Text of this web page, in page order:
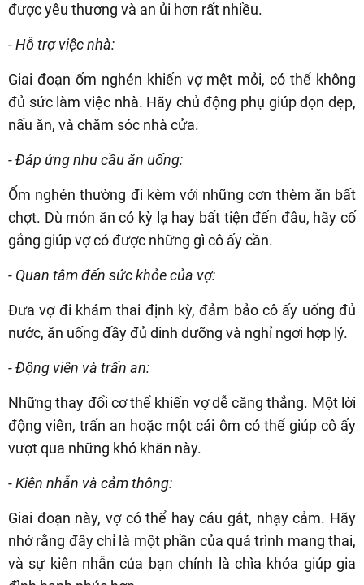
được yêu thương và an ủi hơn rất nhiều.
- Hỗ trợ việc nhà:
Giai đoạn ốm nghén khiến vợ mệt mỏi, có thể không
đủ sức làm việc nhà. Hãy chủ động phụ giúp dọn dẹp,
nấu ăn, và chăm sóc nhà cửa.
- Đáp ứng nhu cầu ăn uống:
Ốm nghén thường đi kèm với những cơn thèm ăn bất
chợt. Dù món ăn có kỳ lạ hay bất tiện đến đâu, hãy cố
gắng giúp vợ có được những gì cô ấy cần.
- Quan tâm đến sức khỏe của vợ:
Đưa vợ đi khám thai định kỳ, đảm bảo cô ấy uống đủ
nước, ăn uống đầy đủ dinh dưỡng và nghỉ ngơi hợp lý.
- Động viên và trấn an:
Những thay đổi cơ thể khiến vợ dễ căng thẳng. Một lời
động viên, trấn an hoặc một cái ôm có thể giúp cô ấy
vượt qua những khó khăn này.
- Kiên nhẫn và cảm thông:
Giai đoạn này, vợ có thể hay cáu gắt, nhạy cảm. Hãy
nhớ rằng đây chỉ là một phần của quá trình mang thai,
và sự kiên nhẫn của bạn chính là chìa khóa giúp gia